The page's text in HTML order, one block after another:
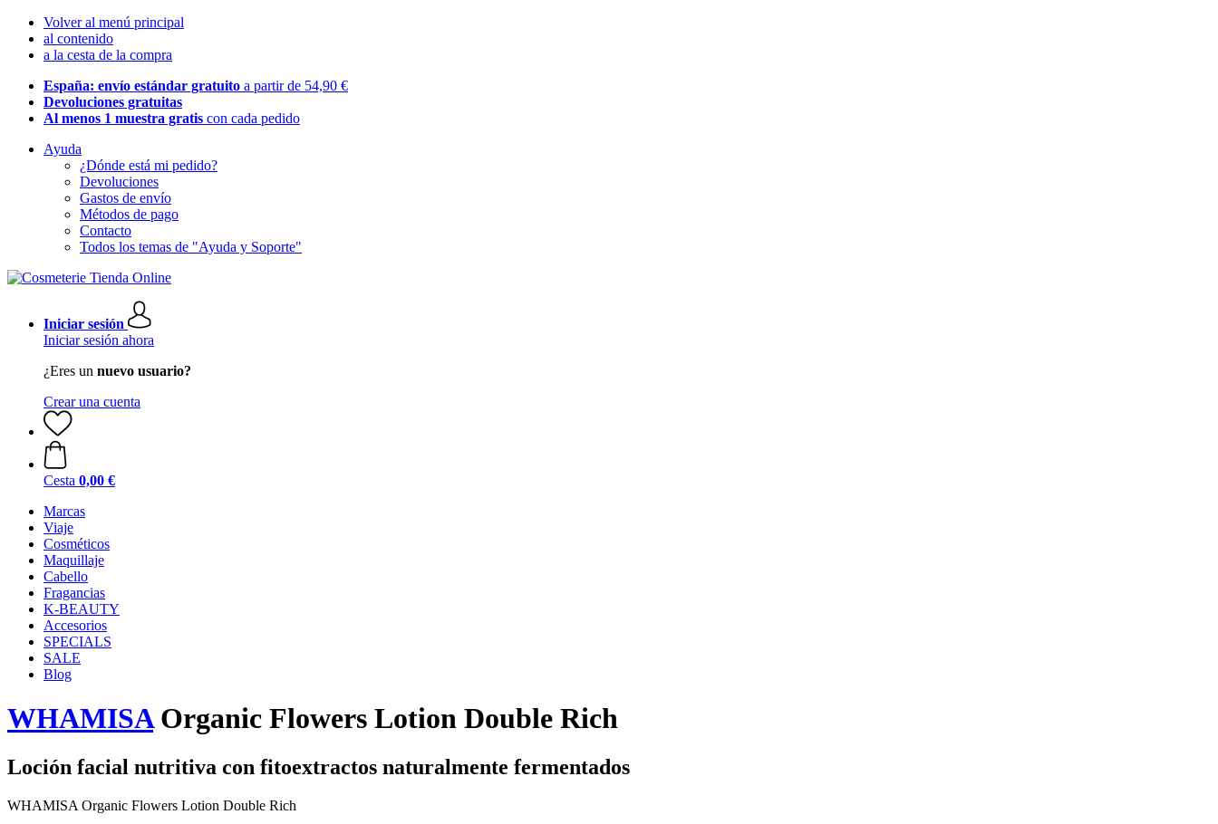
Volver al menú principal
al contenido
a la cesta de la compra
España: envío estándar gratuito a partir de 54,90 €
Devoluciones gratuitas
Al menos 1 muestra gratis con cada pedido
Ayuda
¿Dónde está mi pedido?
Devoluciones
Gastos de envío
Métodos de pago
Contacto
Todos los temas de "Ayuda y Soporte"
Iniciar sesión
Iniciar sesión ahora
¿Eres un nuevo usuario?
Crear una cuenta
Cesta 0,00 €
Marcas
Viaje
Cosméticos
Maquillaje
Cabello
Fragancias
K-BEAUTY
Accesorios
SPECIALS
SALE
Blog
WHAMISAOrganic Flowers Lotion Double Rich
Loción facial nutritiva con fitoextractos naturalmente fermentados
WHAMISA Organic Flowers Lotion Double Rich